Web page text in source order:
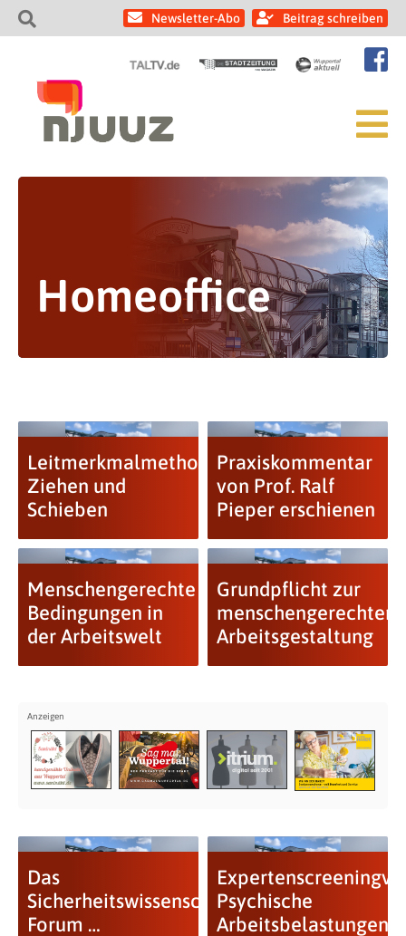
Newsletter-Abo Beitrag schreiben
Homeoffice
Leitmerkmalmethode
Ziehen und
Schieben
Praxiskommentar
von Prof. Ralf
Pieper erschienen
Menschengerechte
Bedingungen in
der Arbeitswelt
Grundpflicht zur
menschengerechten
Arbeitsgestaltung
Das
Sicherheitswissenschaftliche
Forum …
Psychische
Arbeitsbelastungen